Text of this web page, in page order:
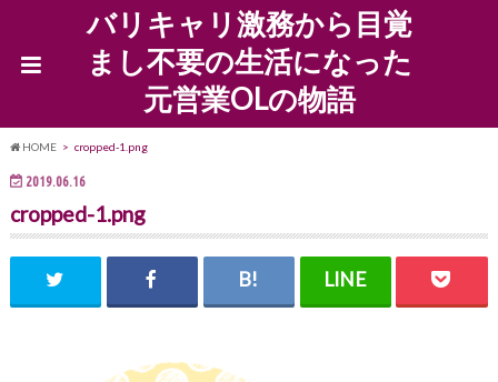
バリキャリ激務から目覚
まし不要の生活になった
元営業OLの物語
HOME cropped-1.png
2019.06.16
cropped-1.png